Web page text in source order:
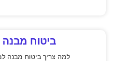
ביטוח
למה צריך ביטוח מבנה